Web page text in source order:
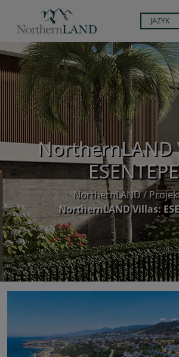
JAZYK
NorthernLAND
ESENTEPE
NorthernLAND/
NorthernLAND Villas: